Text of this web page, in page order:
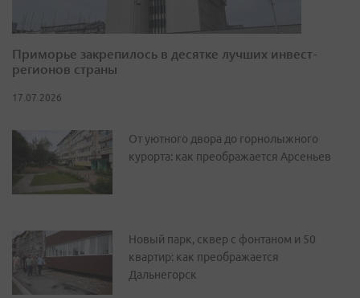
Приморье закрепилось в десятке лучших инвест-
регионов страны
17.07.2026
От уютного двора до горнолыжного
курорта: как преображается Арсеньев
Новый парк, сквер с фонтаном и 50
квартир: как преображается
Дальнегорск